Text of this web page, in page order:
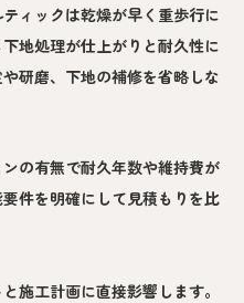
ィックは乾燥が早く重歩行に
地処理が仕上がりと耐久性に
研磨、下地の補修を省略しな
の有無で耐久年数や維持費が
件を明確にして見積もりを比
施工計画に直接影響します。